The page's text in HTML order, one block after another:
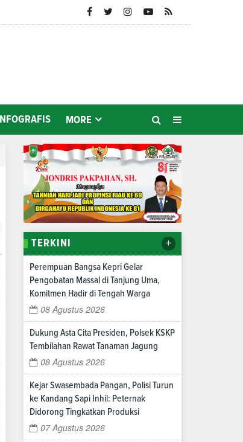
INFOGRAFIS MORE
TERKINI +
Perempuan Bangsa Kepri Gelar
Pengobatan Massal di Tanjung Uma,
Komitmen Hadir di Tengah Warga
08 Agustus 2026
Dukung Asta Cita Presiden, Polsek KSKP
Tembilahan Rawat Tanaman Jagung
08 Agustus 2026
Kejar Swasembada Pangan, Polisi Turun
ke Kandang Sapi Inhil: Peternak
Didorong Tingkatkan Produksi
07 Agustus 2026